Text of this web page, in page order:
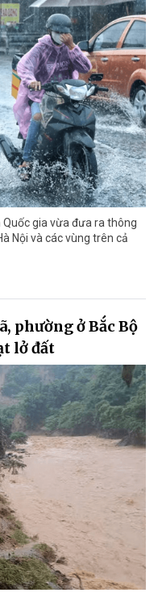
gia vừa đưa ra thông
Nội và các vùng trên cả
phường ở Bắc Bộ
lở đất